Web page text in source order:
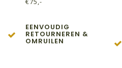
€75,-
EENVOUDIG
RETOURNEREN &
OMRUILEN